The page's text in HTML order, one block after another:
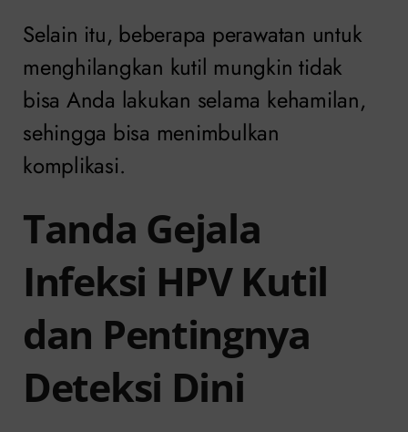
Selain itu, beberapa perawatan untuk
menghilangkan kutil mungkin tidak
bisa Anda lakukan selama kehamilan,
sehingga bisa menimbulkan
komplikasi.
Tanda Gejala
Infeksi HPV Kutil
dan Pentingnya
Deteksi Dini